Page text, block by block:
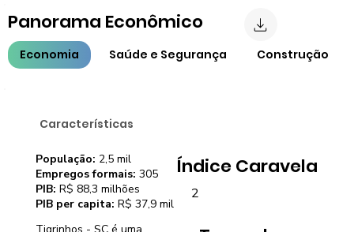
Características
Tigrinhos - SC é uma
Índice Caravela
2
População: 2,5 mil
Empregos formais: 305
PIB: R$ 88,3 milhões
PIB per capita: R$ 37,9 mil
Economia Saúde e Segurança Construção
Panorama Econômico